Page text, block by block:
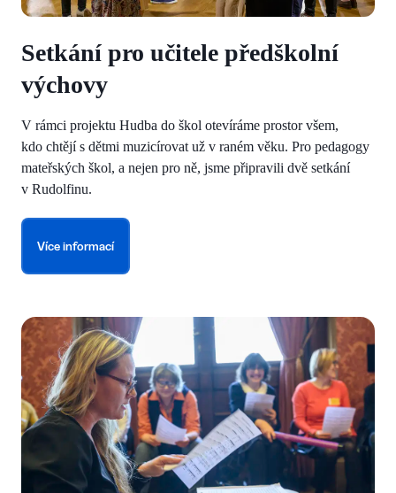
Setkání pro učitele předškolní
výchovy
V rámci projektu Hudba do škol otevíráme prostor všem,
kdo chtějí s dětmi muzicírovat už v raném věku. Pro pedagogy
mateřských škol, a nejen pro ně, jsme připravili dvě setkání
v Rudolfinu.
Více informací